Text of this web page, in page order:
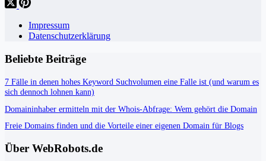
Impressum
Datenschutzerklärung
Beliebte Beiträge
7 Fälle in denen hohes Keyword Suchvolumen eine Falle ist (und warum es
sich dennoch lohnen kann)
Domaininhaber ermitteln mit der Whois-Abfrage: Wem gehört die Domain
Freie Domains finden und die Vorteile einer eigenen Domain für Blogs
Über WebRobots.de